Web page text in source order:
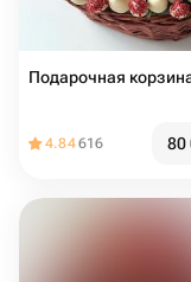
Подарочная
4.84616 80